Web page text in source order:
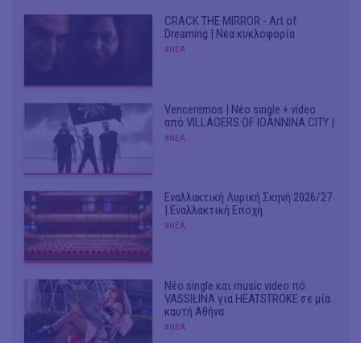
CRACK THE MIRROR - Art of
Dreaming | Νέα κυκλοφορία
#ΝΕΑ
Venceremos | Νέο single + video
από VILLAGERS OF IOANNINA CITY |
#ΝΕΑ
Εναλλακτική Λυρική Σκηνή 2026/27
| Εναλλακτική Εποχή
#ΝΕΑ
Νέο single και music video πό
VASSIŁINA για HEATSTROKE σε μία
καυτή Αθήνα
#ΝΕΑ